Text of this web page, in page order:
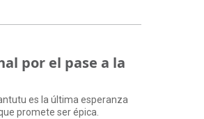
por el pase a la
es la última esperanza
promete ser épica.